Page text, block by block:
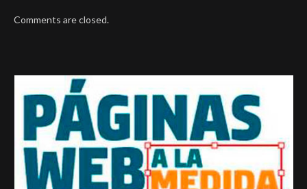
Comments are closed.